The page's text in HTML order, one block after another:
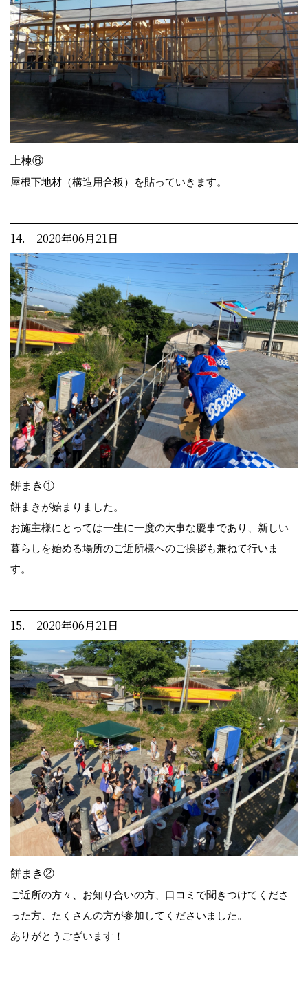
上棟⑥
屋根下地材（構造用合板）を貼っていきます。
14. 2020年06月21日
餅まき①
餅まきが始まりました。
お施主様にとっては一生に一度の大事な慶事であり、新しい
暮らしを始める場所のご近所様へのご挨拶も兼ねて行いま
す。
15. 2020年06月21日
餅まき②
ご近所の方々、お知り合いの方、口コミで聞きつけてくださ
った方、たくさんの方が参加してくださいました。
ありがとうございます！